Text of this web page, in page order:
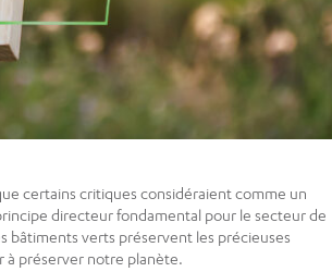
certains critiques considéraient comme un
directeur fondamental pour le secteur de
bâtiments verts préservent les précieuses
à préserver notre planète.